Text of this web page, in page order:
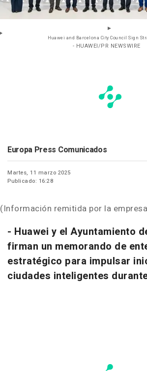
Huawei and Barcelona City Council Sign
- HUAWEI/PR NEWSWIRE
Europa Press Comunicados
Martes, 11 marzo 2025
Publicado: 16:28
(Información remitida por la
- Huawei y el Ayuntamiento
firman un memorando de
estratégico para impulsar
ciudades inteligentes